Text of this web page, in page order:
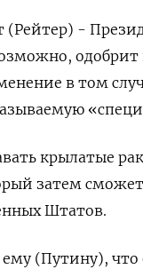
-
в том
крылатые
затем сможет
Штатов.
ему (Путину),